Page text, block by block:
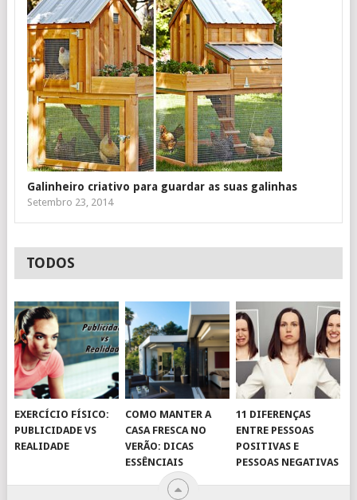
Galinheiro criativo para guardar as suas galinhas
Setembro 23, 2014
TODOS
EXERCÍCIO FÍSICO:
PUBLICIDADE VS
REALIDADE
COMO MANTER A
CASA FRESCA NO
VERÃO: DICAS
ESSÊNCIAIS
11 DIFERENÇAS
ENTRE PESSOAS
POSITIVAS E
PESSOAS NEGATIVAS